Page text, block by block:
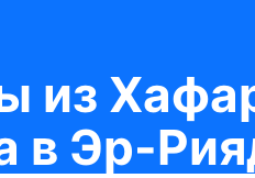
из
в Эр-